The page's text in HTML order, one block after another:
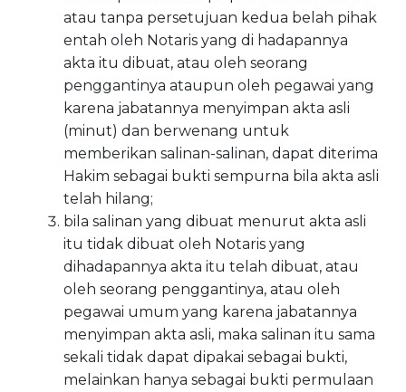
atau tanpa persetujuan kedua belah pihak
entah oleh Notaris yang di hadapannya
akta itu dibuat, atau oleh seorang
penggantinya ataupun oleh pegawai yang
karena jabatannya menyimpan akta asli
(minut) dan berwenang untuk
memberikan salinan-salinan, dapat diterima
Hakim sebagai bukti sempurna bila akta asli
telah hilang;
bila salinan yang dibuat menurut akta asli
itu tidak dibuat oleh Notaris yang
dihadapannya akta itu telah dibuat, atau
oleh seorang penggantinya, atau oleh
pegawai umum yang karena jabatannya
menyimpan akta asli, maka salinan itu sama
sekali tidak dapat dipakai sebagai bukti,
melainkan hanya sebagai bukti permulaan